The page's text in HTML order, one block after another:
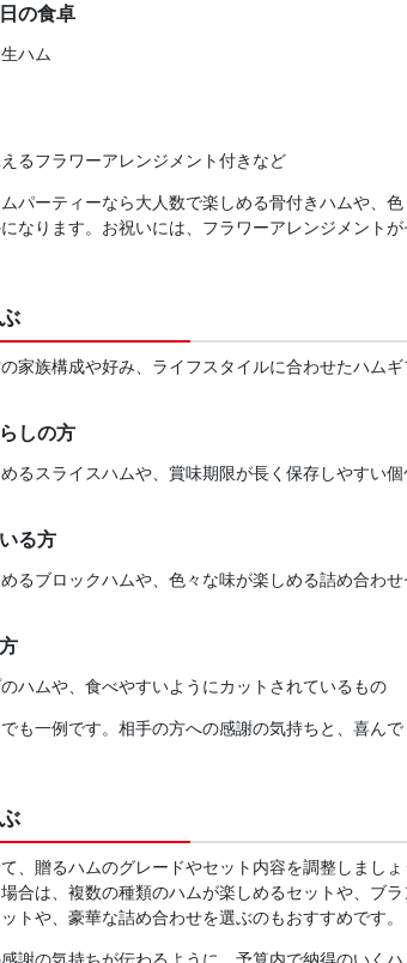
の食卓
ハム
るフラワーアレンジメント付きなど
パーティーなら大人数で楽しめる骨付きハムや、
なります。お祝いには、フラワーアレンジメント
家族構成や好み、ライフスタイルに合わせたハムギ
しの方
るスライスハムや、賞味期限が長く保存しやすい個
る方
るブロックハムや、色々な味が楽しめる詰め合わせ
ハムや、食べやすいようにカットされているもの
でも一例です。相手の方への感謝の気持ちと、喜ん
、贈るハムのグレードやセット内容を調整しまし
合は、複数の種類のハムが楽しめるセットや、ブ
トや、豪華な詰め合わせを選ぶのもおすすめです。